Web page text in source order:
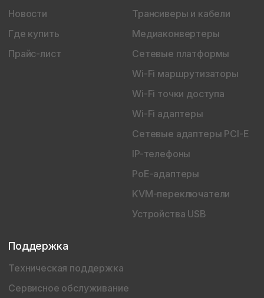
Новости
Где купить
Прайс-лист
Трансиверы и кабели
Медиаконвертеры
Сетевые платформы
Wi-Fi маршрутизаторы
Wi-Fi точки доступа
Wi-Fi адаптеры
Сетевые адаптеры PCI-E
IP-телефоны
PoE-адаптеры
KVM-переключатели
Устройства USB
Поддержка
Техническая поддержка
Сервисное обслуживание